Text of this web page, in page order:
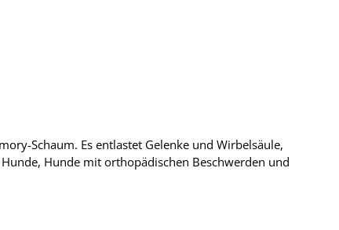
Schaum. Es entlastet Gelenke und Wirbelsäule,
Hunde mit orthopädischen Beschwerden und